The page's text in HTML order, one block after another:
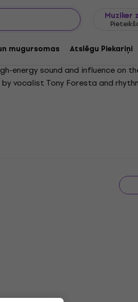
Muziker
mugursomas Atslēgu Piekariņi
energy sound and influence on
vocalist Tony Foresta and